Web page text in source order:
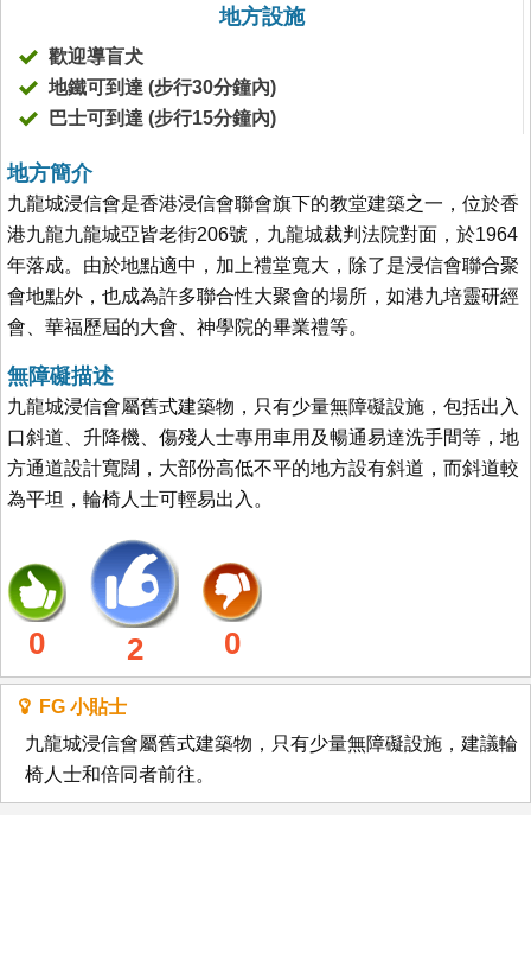
地方設施
歡迎導盲犬
地鐵可到達 (步行30分鐘內)
巴士可到達 (步行15分鐘內)
地方簡介
九龍城浸信會是香港浸信會聯會旗下的教堂建築之一，位於香
港九龍九龍城亞皆老街206號，九龍城裁判法院對面，於1964
年落成。由於地點適中，加上禮堂寬大，除了是浸信會聯合聚
會地點外，也成為許多聯合性大聚會的場所，如港九培靈研經
會、華福歷屆的大會、神學院的畢業禮等。
無障礙描述
九龍城浸信會屬舊式建築物，只有少量無障礙設施，包括出入
口斜道、升降機、傷殘人士專用車用及暢通易達洗手間等，地
方通道設計寬闊，大部份高低不平的地方設有斜道，而斜道較
為平坦，輪椅人士可輕易出入。
0 2 0
FG 小貼士
九龍城浸信會屬舊式建築物，只有少量無障礙設施，建議輪
椅人士和倍同者前往。